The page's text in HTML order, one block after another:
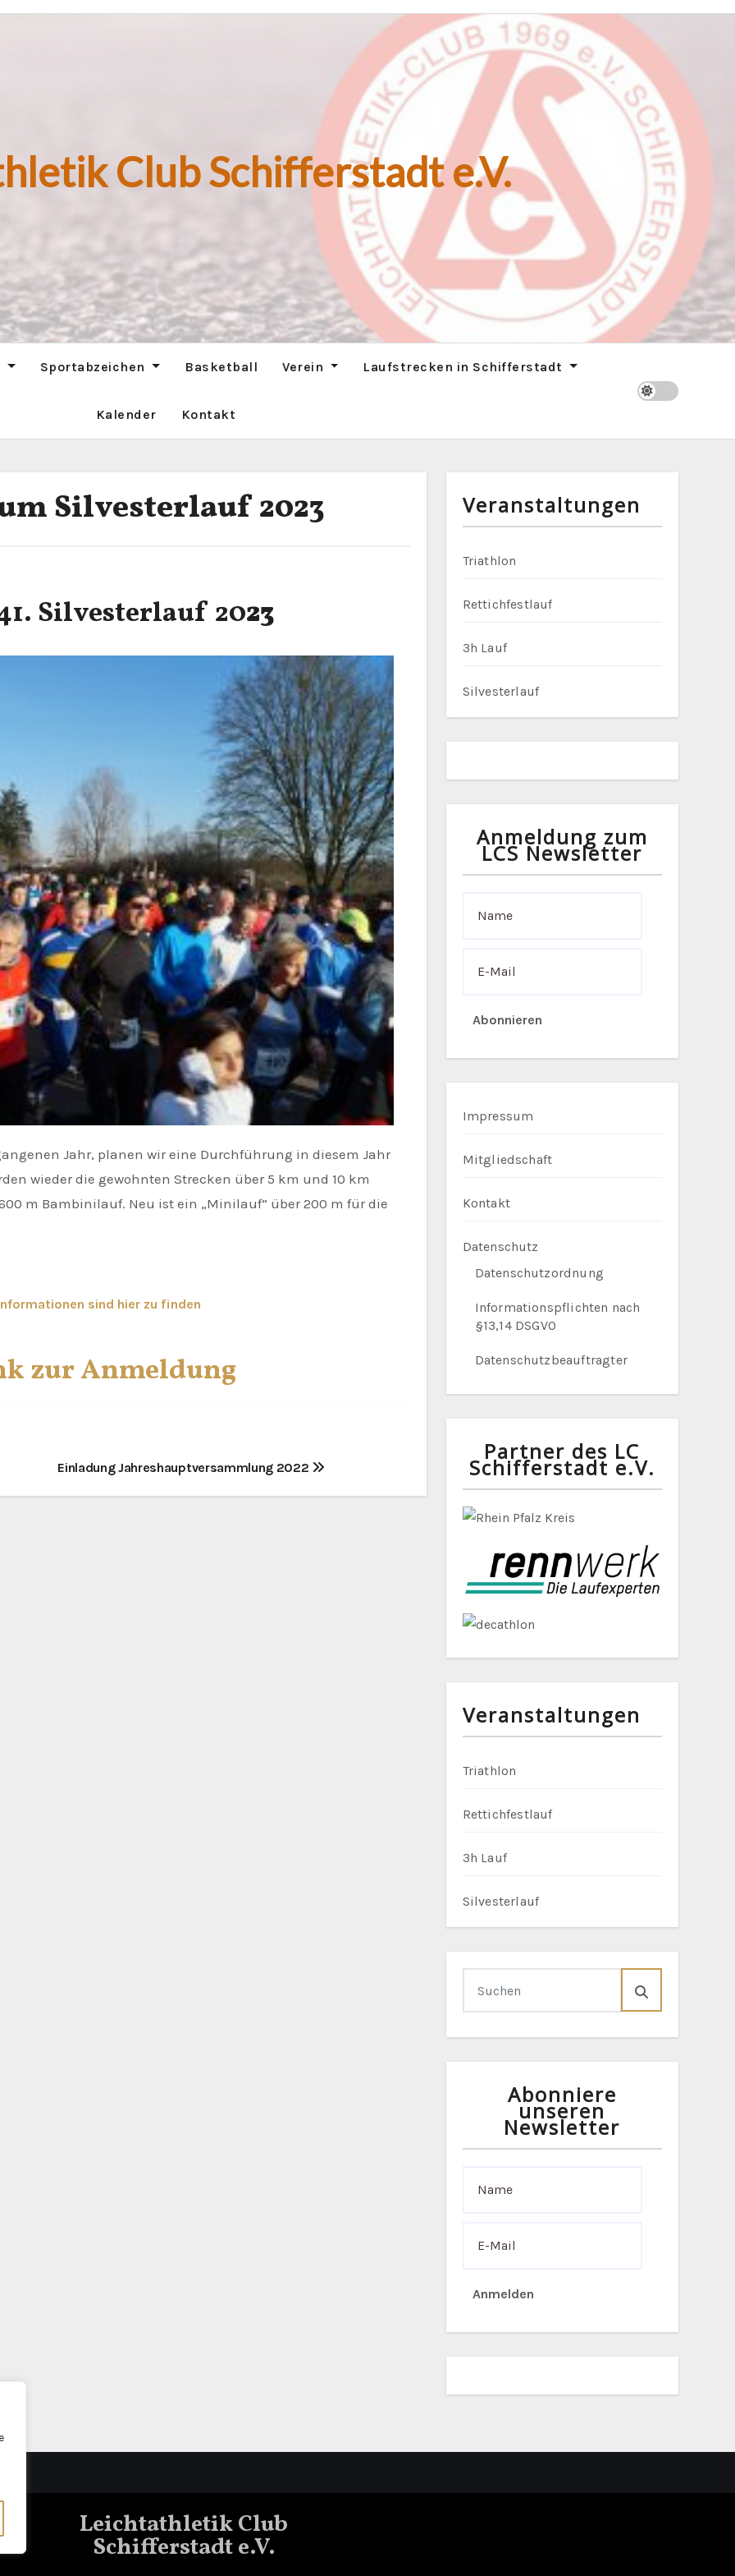
Club Schifferstadt e.V.
Sportabzeichen Basketball Verein Laufstrecken in Schifferstadt
Kalender Kontakt
Silvesterlauf 2023
Silvesterlauf 2023
Jahr, planen wir eine Durchführung in diesem Jahr
wieder die gewohnten Strecken über 5 km und 10 km
m Bambinilauf. Neu ist ein „Minilauf“ über 200 m für die
sind hier zu finden
zur Anmeldung
Einladung Jahreshauptversammlung 2022
Veranstaltungen
Triathlon
Rettichfestlauf
3h Lauf
Silvesterlauf
Anmeldung zum
LCS Newsletter
Abonnieren
Impressum
Mitgliedschaft
Kontakt
Datenschutz
Datenschutzordnung
Informationspflichten nach
§13,14 DSGVO
Datenschutzbeauftragter
Partner des LC
Schifferstadt e.V.
Veranstaltungen
Triathlon
Rettichfestlauf
3h Lauf
Silvesterlauf
Abonniere
unseren
Newsletter
Anmelden
Leichtathletik Club
Schifferstadt e.V.